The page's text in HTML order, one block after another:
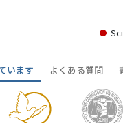
います よくある質問
背景と基本原理
入門の書籍